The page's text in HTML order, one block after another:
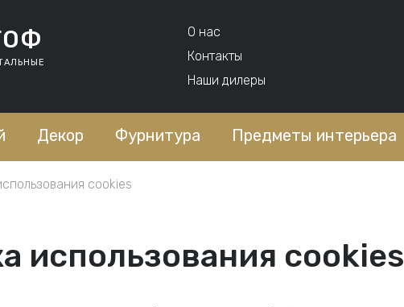
О нас
Контакты
Наши дилеры
Декор Фурнитура Предметы интерьера
cookies
использования cookies